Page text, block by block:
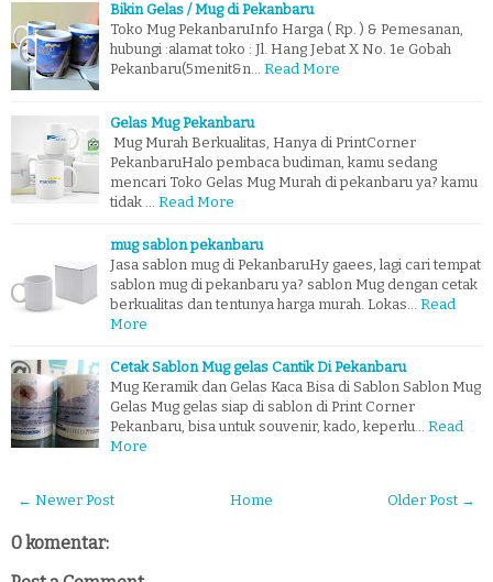
Bikin Gelas / Mug di Pekanbaru
Toko Mug PekanbaruInfo Harga ( Rp. ) & Pemesanan,
hubungi :alamat toko : Jl. Hang Jebat X No. 1e Gobah
Pekanbaru(5menit&n… Read More
Gelas Mug Pekanbaru
Mug Murah Berkualitas, Hanya di PrintCorner
PekanbaruHalo pembaca budiman, kamu sedang
mencari Toko Gelas Mug Murah di pekanbaru ya? kamu
tidak … Read More
mug sablon pekanbaru
Jasa sablon mug di PekanbaruHy gaees, lagi cari tempat
sablon mug di pekanbaru ya? sablon Mug dengan cetak
berkualitas dan tentunya harga murah. Lokas… Read
More
Cetak Sablon Mug gelas Cantik Di Pekanbaru
Mug Keramik dan Gelas Kaca Bisa di Sablon Sablon Mug
Gelas Mug gelas siap di sablon di Print Corner
Pekanbaru, bisa untuk souvenir, kado, keperlu… Read
More
← Newer Post Older Post →
Home
0 komentar: